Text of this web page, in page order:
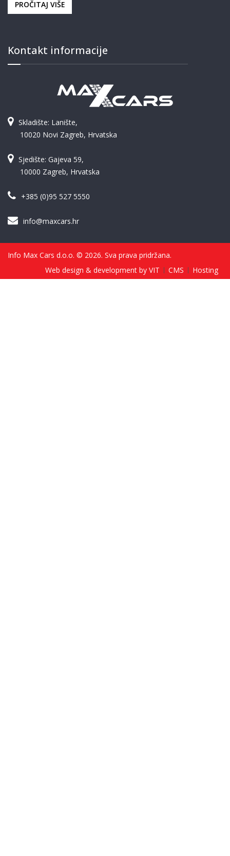
PROČITAJ VIŠE
Kontakt informacije
Skladište: Lanište,
10020 Novi Zagreb, Hrvatska
Sjedište: Gajeva 59,
10000 Zagreb, Hrvatska
+385 (0)95 527 5550
info@maxcars.hr
Info Max Cars d.o.o. © 2026. Sva prava pridržana.
Web design & development by VIT
CMS Hosting